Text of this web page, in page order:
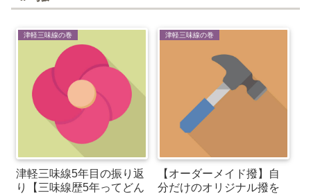
津軽三味線の巻
津軽三味線5年目の振り返
り【三味線歴5年ってどん
津軽三味線の巻
【オーダーメイド撥】自
分だけのオリジナル撥を